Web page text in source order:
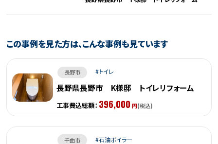
この事例を見た方は、こんな事例も見ています
長野市 トイレ
長野県長野市 K様邸 トイレリフォーム
工事費込総額： 396,000 円(税込)
千曲市 石油ボイラー